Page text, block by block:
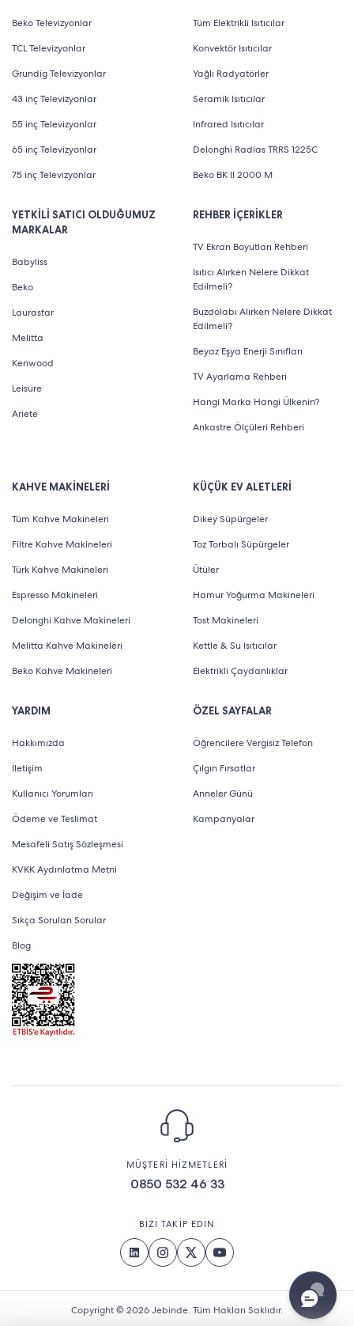
Beko Televizyonlar
TCL Televizyonlar
Grundig Televizyonlar
43 inç Televizyonlar
55 inç Televizyonlar
65 inç Televizyonlar
75 inç Televizyonlar
YETKİLİ SATICI OLDUĞUMUZ
MARKALAR
Babyliss
Beko
Laurastar
Melitta
Kenwood
Leisure
Ariete
Tüm Elektrikli Isıtıcılar
Konvektör Isıtıcılar
Yağlı Radyatörler
Seramik Isıtıcılar
Infrared Isıtıcılar
Delonghi Radias TRRS 1225C
Beko BK II 2000 M
REHBER İÇERİKLER
TV Ekran Boyutları Rehberi
Isıtıcı Alırken Nelere Dikkat
Edilmeli?
Buzdolabı Alırken Nelere Dikkat
Edilmeli?
Beyaz Eşya Enerji Sınıfları
TV Ayarlama Rehberi
Hangi Marka Hangi Ülkenin?
Ankastre Ölçüleri Rehberi
KAHVE MAKİNELERİ
Tüm Kahve Makineleri
Filtre Kahve Makineleri
Türk Kahve Makineleri
Espresso Makineleri
Delonghi Kahve Makineleri
Melitta Kahve Makineleri
Beko Kahve Makineleri
YARDIM
Hakkımızda
İletişim
Kullanıcı Yorumları
Ödeme ve Teslimat
Mesafeli Satış Sözleşmesi
KVKK Aydınlatma Metni
Değişim ve İade
Sıkça Sorulan Sorular
Blog
KÜÇÜK EV ALETLERİ
Dikey Süpürgeler
Toz Torbalı Süpürgeler
Ütüler
Hamur Yoğurma Makineleri
Tost Makineleri
Kettle & Su Isıtıcılar
Elektrikli Çaydanlıklar
ÖZEL SAYFALAR
Öğrencilere Vergisiz Telefon
Çılgın Fırsatlar
Anneler Günü
Kampanyalar
MÜŞTERİ HİZMETLERİ
0850 532 46 33
BİZİ TAKİP EDİN
Copyright © 2026 Jebinde. Tüm Hakları Saklıdır.